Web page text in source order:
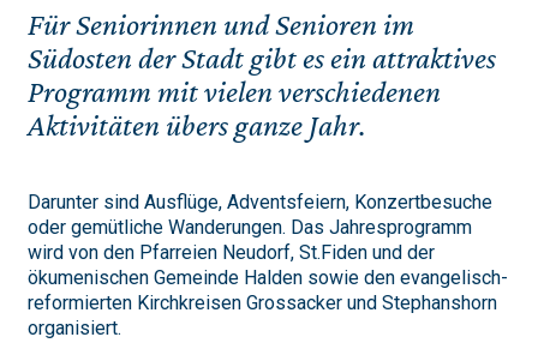
Für Seniorinnen und Senioren im
Südosten der Stadt gibt es ein attraktives
Programm mit vielen verschiedenen
Aktivitäten übers ganze Jahr.
Darunter sind Ausflüge, Adventsfeiern, Konzertbesuche
oder gemütliche Wanderungen. Das Jahresprogramm
wird von den Pfarreien Neudorf, St.Fiden und der
ökumenischen Gemeinde Halden sowie den evangelisch-
reformierten Kirchkreisen Grossacker und Stephanshorn
organisiert.